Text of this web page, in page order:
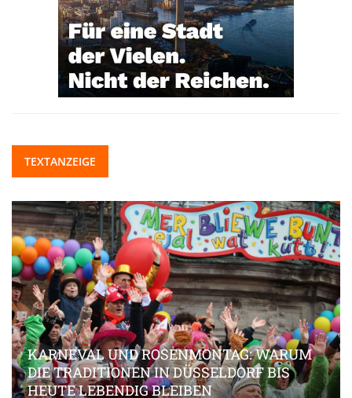
TEXTANZEIGE
KARNEVAL UND ROSENMONTAG: WARUM
DIE TRADITIONEN IN DÜSSELDORF BIS
HEUTE LEBENDIG BLEIBEN